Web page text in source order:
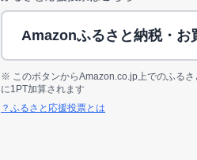
Amazonふるさと納税・お
※ このボタンからAmazon.co.jp上でのふる
に1PT加算されます
？ふるさと応援投票とは